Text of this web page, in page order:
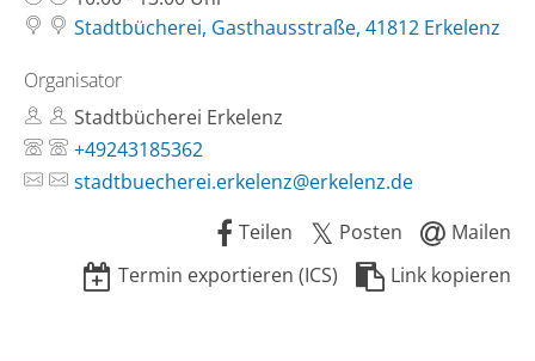
Stadtbücherei, Gasthausstraße, 41812 Erkelenz
Organisator
Stadtbücherei Erkelenz
+49243185362
stadtbuecherei.erkelenz@erkelenz.de
Teilen
Posten
Mailen
Termin exportieren (ICS)
Link kopieren